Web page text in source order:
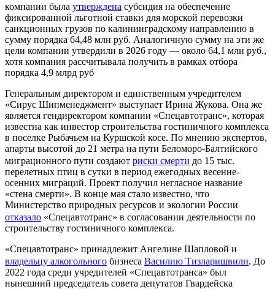
компании была утверждена субсидия на обеспечение
фиксированной льготной ставки для морской перевозки
санкционных грузов по калининградскому направлению в
сумму порядка 64,48 млн руб. Аналогичную сумму на эти же
цели компании утвердили в 2026 году — около 64,1 млн руб.,
хотя компания рассчитывала получить в рамках отбора
порядка 4,9 млрд руб
Генеральным директором и единственным учредителем
«Сирус Шипменеджмент» выступает Ирина Жукова. Она же
является гендиректором компании «Спецавтотранс», которая
известна как инвестор строительства гостиничного комплекса
в поселке Рыбачьем на Куршской косе. По мнению экспертов,
апарты высотой до 21 метра на пути Беломоро-Балтийского
миграционного пути создают риски смерти до 15 тыс.
перелетных птиц в сутки в период ежегодных весенне-
осенних миграций. Проект получил негласное название
«стена смерти». В конце мая стало известно, что
Министерство природных ресурсов и экологии России
отказало «Спецавтотранс» в согласовании деятельности по
строительству гостиничного комплекса.
«Спецавтотранс» принадлежит Ангелине Шапловой и
владельцу алкогольного бизнеса Василию Тизларишвили. До
2022 года среди учредителей «Спецавтотранса» был
нынешний председатель совета депутатов Гвардейска